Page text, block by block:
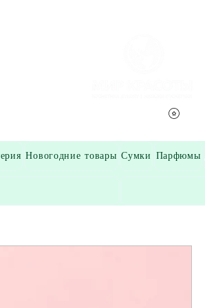
Новогодние товары Сумки Парфюмы